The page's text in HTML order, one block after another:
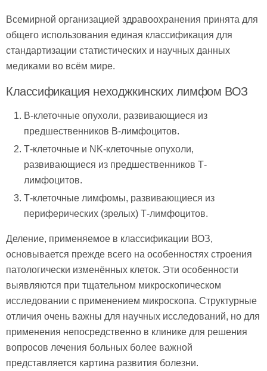
Всемирной организацией здравоохранения принята для
общего использования единая классификация для
стандартизации статистических и научных данных
медиками во всём мире.
Классификация неходжкинских лимфом ВОЗ
В-клеточные опухоли, развивающиеся из
предшественников В-лимфоцитов.
Т-клеточные и NK-клеточные опухоли,
развивающиеся из предшественников Т-
лимфоцитов.
Т-клеточные лимфомы, развивающиеся из
периферических (зрелых) Т-лимфоцитов.
Деление, применяемое в классификации ВОЗ,
основывается прежде всего на особенностях строения
патологически изменённых клеток. Эти особенности
выявляются при тщательном микроскопическом
исследовании с применением микроскопа. Структурные
отличия очень важны для научных исследований, но для
применения непосредственно в клинике для решения
вопросов лечения больных более важной
представляется картина развития болезни.